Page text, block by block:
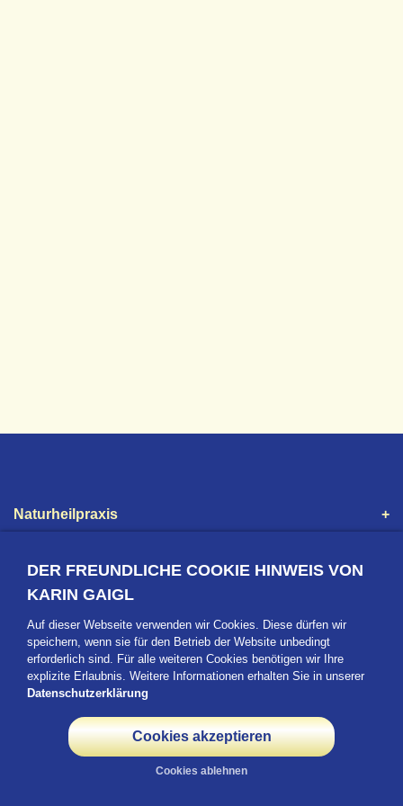
DER FREUNDLICHE COOKIE HINWEIS VON
KARIN GAIGL
Auf dieser Webseite verwenden wir Cookies. Diese dürfen wir
speichern, wenn sie für den Betrieb der Website unbedingt
erforderlich sind. Für alle weiteren Cookies benötigen wir Ihre
explizite Erlaubnis. Weitere Informationen erhalten Sie in unserer
Datenschutzerklärung
Cookies ablehnen
Cookies akzeptieren
Naturheilpraxis
Adresse
Datenschutz|Impressum